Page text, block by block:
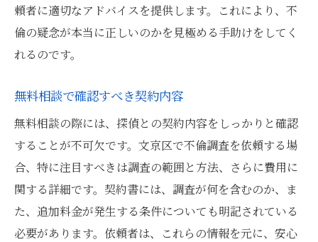
頼者に適切なアドバイスを提供します。これにより、不
倫の疑念が本当に正しいのかを見極める手助けをしてく
れるのです。
無料相談で確認すべき契約内容
無料相談の際には、探偵との契約内容をしっかりと確認
することが不可欠です。文京区で不倫調査を依頼する場
合、特に注目すべきは調査の範囲と方法、さらに費用に
関する詳細です。契約書には、調査が何を含むのか、ま
た、追加料金が発生する条件についても明記されている
必要があります。依頼者は、これらの情報を元に、安心